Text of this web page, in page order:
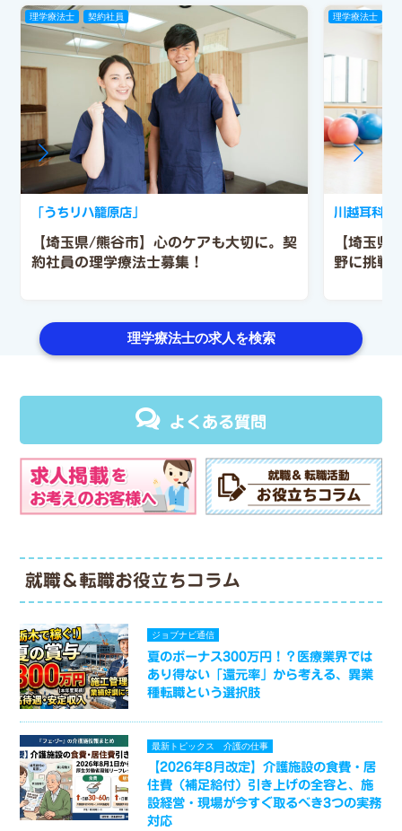
理学療法士 契約社員
【埼玉県/熊谷市】心のケアも大切に。契
約社員の理学療法士募集！
「うちリハ籠原店」
理学療法士
【埼玉県
野に挑戦
川越耳科学
理学療法士の求人を検索
よくある質問
就職＆転職お役立ちコラム
ジョブナビ通信
夏のボーナス300万円！？医療業界では
あり得ない「還元率」から考える、異業
種転職という選択肢
最新トピックス 介護の仕事
【2026年8月改定】介護施設の食費・居
住費（補足給付）引き上げの全容と、施
設経営・現場が今すぐ取るべき3つの実務
対応